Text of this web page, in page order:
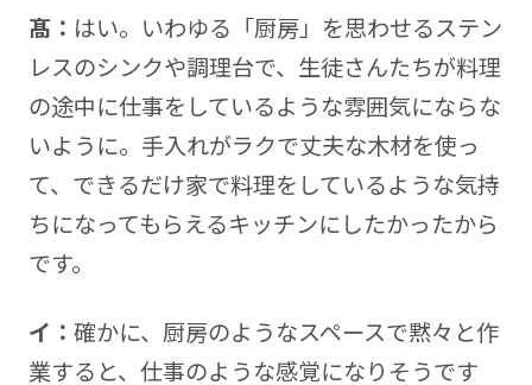
髙： はい。いわゆる「厨房」を思わせるステン
レスのシンクや調理台で、生徒さんたちが料理
の途中に仕事をしているような雰囲気にならな
いように。手入れがラクで丈夫な木材を使っ
て、できるだけ家で料理をしているような気持
ちになってもらえるキッチンにしたかったから
です。
イ： 確かに、厨房のようなスペースで黙々と作
業すると、仕事のような感覚になりそうです